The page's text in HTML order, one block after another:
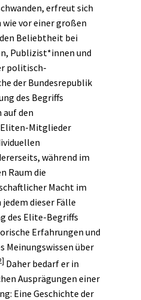
erfreut sich
vor einer großen
Beliebtheit bei
Publizist*innen und
politisch-
der Bundesrepublik
des Begriffs
auf den
Mitglieder
während im
Raum die
Macht im
dieser Fälle
des Elite-Begriffs
Erfahrungen und
Meinungswissen über
Daher bedarf er in
Ausprägungen einer
: Eine Geschichte der